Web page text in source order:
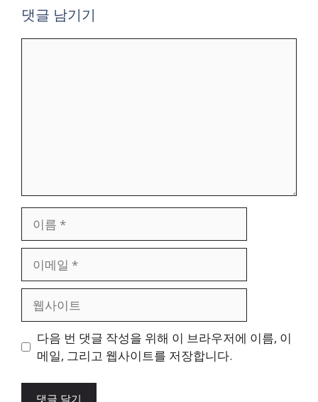
댓글 남기기
일
트
다음 번 댓글 작성을 위해 이 브라우저에 이름, 이
메일, 그리고 웹사이트를 저장합니다.